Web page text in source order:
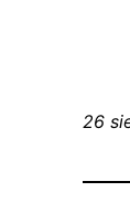
26